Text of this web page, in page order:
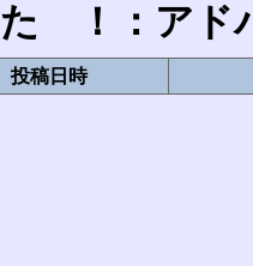
た ！：アド
投稿日時